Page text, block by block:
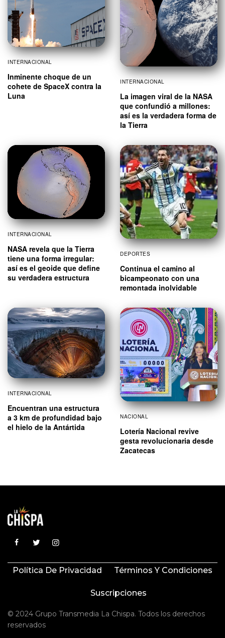
INTERNACIONAL
Inminente choque de un
cohete de SpaceX contra la
Luna
INTERNACIONAL
La imagen viral de la NASA
que confundió a millones:
así es la verdadera forma de
la Tierra
INTERNACIONAL
NASA revela que la Tierra
tiene una forma irregular:
así es el geoide que define
su verdadera estructura
DEPORTES
Continua el camino al
bicampeonato con una
remontada inolvidable
INTERNACIONAL
Encuentran una estructura
a 3 km de profundidad bajo
el hielo de la Antártida
NACIONAL
Lotería Nacional revive
gesta revolucionaria desde
Zacatecas
Política De Privacidad Términos Y Condiciones
Suscripciones
© 2024 Grupo Transmedia La Chispa. Todos los derechos
reservados